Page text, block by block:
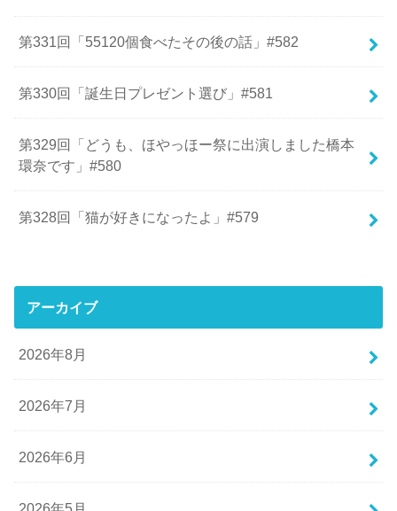
第331回「55120個食べたその後の話」#582
第330回「誕生日プレゼント選び」#581
第329回「どうも、ほやっほー祭に出演しました橋本
環奈です」#580
第328回「猫が好きになったよ」#579
アーカイブ
2026年8月
2026年7月
2026年6月